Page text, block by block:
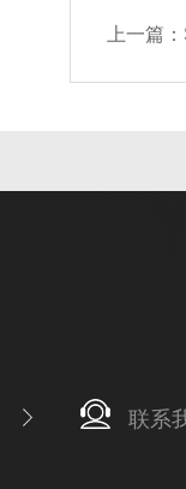
上一篇：
联系